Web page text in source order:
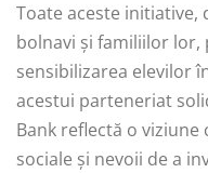
Toate aceste
bolnavi și familiilor lor,
sensibilizarea elevilor
acestui parteneriat
Bank reflectă o
sociale și nevoii de a